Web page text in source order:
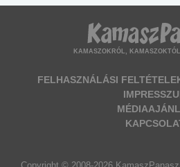
KAMASZOKRÓL,
FELHASZNÁLÁSI